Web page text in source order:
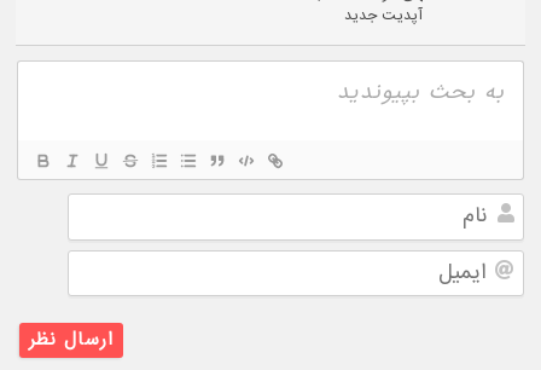
آپدیت جدید
نام
ایمیل